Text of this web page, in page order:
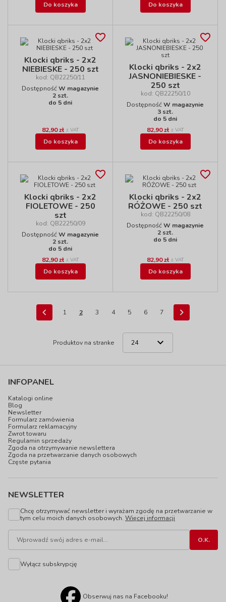
Do koszyka Do koszyka
Klocki qbriks - 2x2
NIEBIESKE - 250 szt
kod: QB22250/11
DostępnośćW magazynie
2 szt.
do 5 dni
82,90 zł z VAT
Do koszyka
Klocki qbriks - 2x2
JASNONIEBIESKE -
250 szt
kod: QB22250/10
DostępnośćW magazynie
3 szt.
do 5 dni
82,90 zł z VAT
Do koszyka
Klocki qbriks - 2x2
FIOLETOWE - 250
szt
kod: QB22250/09
DostępnośćW magazynie
2 szt.
do 5 dni
82,90 zł z VAT
Do koszyka
Klocki qbriks - 2x2
RÓŻOWE - 250 szt
kod: QB22250/08
DostępnośćW magazynie
2 szt.
do 5 dni
82,90 zł z VAT
Do koszyka
1 2 3 4 5 6 7
Produktov na stranke
INFOPANEL
Katalogi online
Blog
Newsletter
Formularz zamówienia
Formularz reklamacyjny
Zwrot towaru
Regulamin sprzedaży
Zgoda na otrzymywanie newslettera
Zgoda na przetwarzanie danych osobowych
Częste pytania
NEWSLETTER
Chcę otrzymywać newsletter i wyrażam zgodę na przetwarzanie w
tym celu moich danych osobowych. Więcej informacji
Wyłącz subskrypcję
Obserwuj nas na Facebooku!